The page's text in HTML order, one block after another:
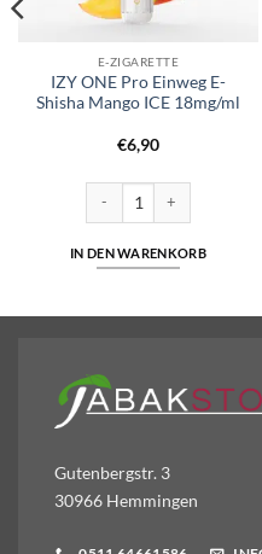
E-ZIGARETTE
IZY ONE Pro Einweg E-
Shisha Mango ICE 18mg/ml
€6,90
IN DEN WARENKORB
Gutenbergstr. 3
30966 Hemmingen